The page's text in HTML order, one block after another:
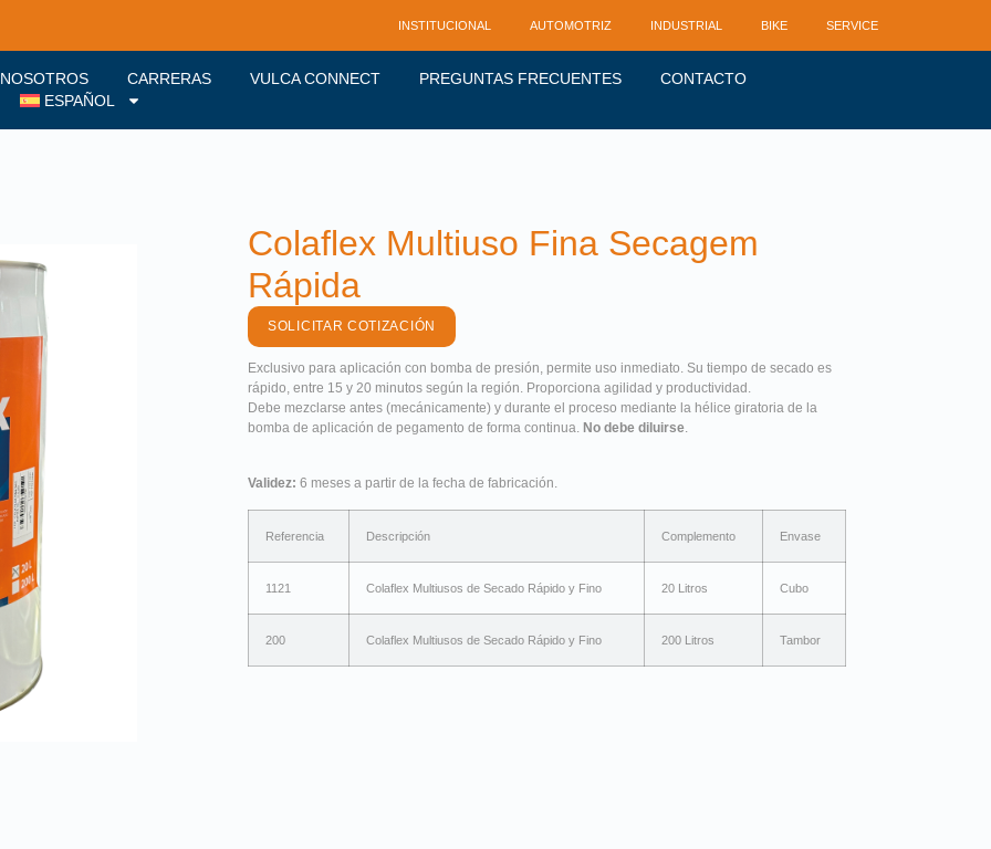
INSTITUCIONAL AUTOMOTRIZ INDUSTRIAL BIKE SERVICE
NOSOTROS CARRERAS VULCA CONNECT PREGUNTAS FRECUENTES
CONTACTO
ESPAÑOL
Colaflex Multiuso Fina Secagem
Rápida
SOLICITAR COTIZACIÓN
Exclusivo para aplicación con bomba de presión, permite uso inmediato. Su tiempo de secado es
rápido, entre 15 y 20 minutos según la región. Proporciona agilidad y productividad.
Debe mezclarse antes (mecánicamente) y durante el proceso mediante la hélice giratoria de la
bomba de aplicación de pegamento de forma continua. No debe diluirse
Validez: 6 meses a partir de la fecha de fabricación.
Referencia Descripción Complemento Envase
1121 Colaflex Multiusos de Secado Rápido y Fino 20 Litros Cubo
200 Colaflex Multiusos de Secado Rápido y Fino 200 Litros Tambor